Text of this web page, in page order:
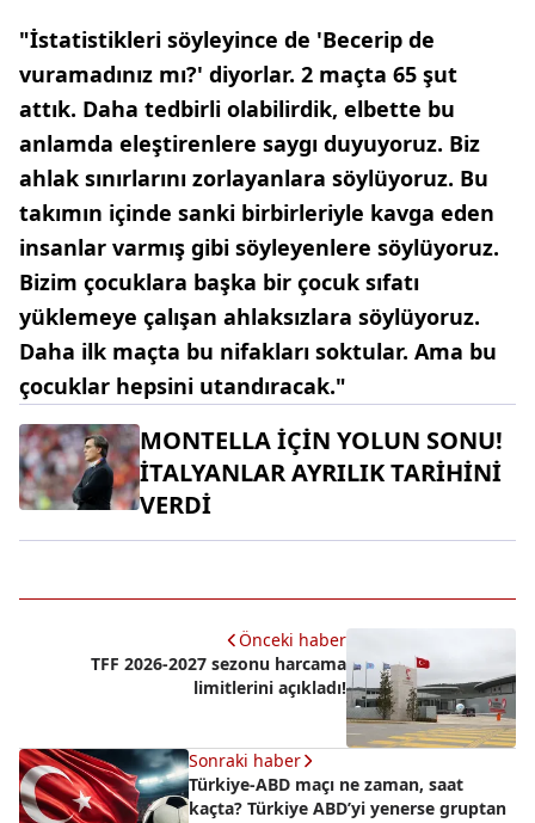
"İstatistikleri söyleyince de 'Becerip de
vuramadınız mı?' diyorlar. 2 maçta 65 şut
attık. Daha tedbirli olabilirdik, elbette bu
anlamda eleştirenlere saygı duyuyoruz. Biz
ahlak sınırlarını zorlayanlara söylüyoruz. Bu
takımın içinde sanki birbirleriyle kavga eden
insanlar varmış gibi söyleyenlere söylüyoruz.
Bizim çocuklara başka bir çocuk sıfatı
yüklemeye çalışan ahlaksızlara söylüyoruz.
Daha ilk maçta bu nifakları soktular. Ama bu
çocuklar hepsini utandıracak."
MONTELLA İÇİN YOLUN SONU!
İTALYANLAR AYRILIK TARİHİNİ
VERDİ
Önceki haber
TFF 2026-2027 sezonu harcama
limitlerini açıkladı!
Sonraki haber
Türkiye-ABD maçı ne zaman, saat
kaçta? Türkiye ABD’yi yenerse gruptan